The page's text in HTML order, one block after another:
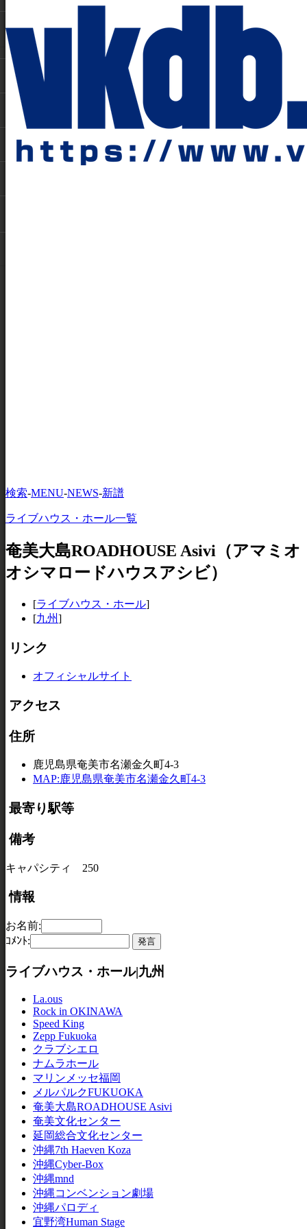
検索-MENU-NEWS-新譜
ライブハウス・ホール一覧
奄美大島ROADHOUSE Asivi（アマミオ
オシマロードハウスアシビ）
[ライブハウス・ホール]
[九州]
リンク
オフィシャルサイト
アクセス
住所
鹿児島県奄美市名瀬金久町4-3
MAP:鹿児島県奄美市名瀬金久町4-3
最寄り駅等
備考
キャパシティ 250
情報
お名前:
ｺﾒﾝﾄ:
ライブハウス・ホール|九州
La.ous
Rock in OKINAWA
Speed King
Zepp Fukuoka
クラブシエロ
ナムラホール
マリンメッセ福岡
メルパルクFUKUOKA
奄美大島ROADHOUSE Asivi
奄美文化センター
延岡総合文化センター
沖縄7th Haeven Koza
沖縄Cyber-Box
沖縄mnd
沖縄コンベンション劇場
沖縄パロディ
宜野湾Human Stage